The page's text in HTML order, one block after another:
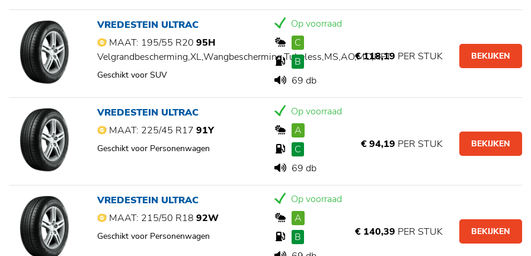
VREDESTEIN ULTRAC
MAAT: 195/55 R2095H
Velgrandbescherming,XL,Wangbescherming,Tubeless,MS,AO,MO,RFT
Geschikt voor SUV
Op voorraad
C
B
69 db
€ 118,19 PER STUK BEKIJKEN
VREDESTEIN ULTRAC
MAAT: 225/45 R1791Y
Geschikt voor Personenwagen
Op voorraad
A
C
69 db
€ 94,19 PER STUK BEKIJKEN
VREDESTEIN ULTRAC
MAAT: 215/50 R1892W
Geschikt voor Personenwagen
Op voorraad
A
B
€ 140,39 PER STUK BEKIJKEN